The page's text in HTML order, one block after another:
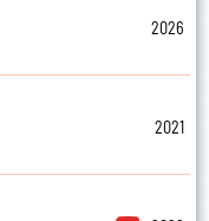
2026
2021